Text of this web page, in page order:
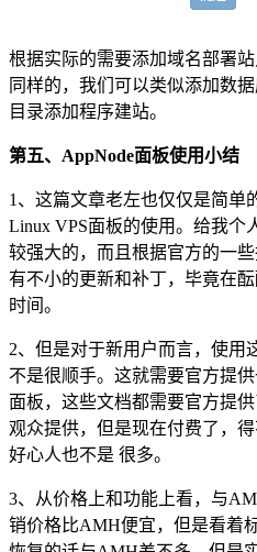
根据实际的需要添加域名部署站
同样的，我们可以类似添加数
目录添加程序建站。
第五、AppNode面板使用小结
1、这篇文章老左也仅仅是简单
Linux VPS面板的使用。给我个
较强大的，而且根据官方的一
有不小的更新和补丁，毕竟在
时间。
2、但是对于新用户而言，使用
不是很顺手。这就需要官方提
面板，这些文档都需要官方提
观众提供，但是现在付费了，
好心人也不是 很多。
3、从价格上和功能上看，与
销价格比AMH便宜，但是看着